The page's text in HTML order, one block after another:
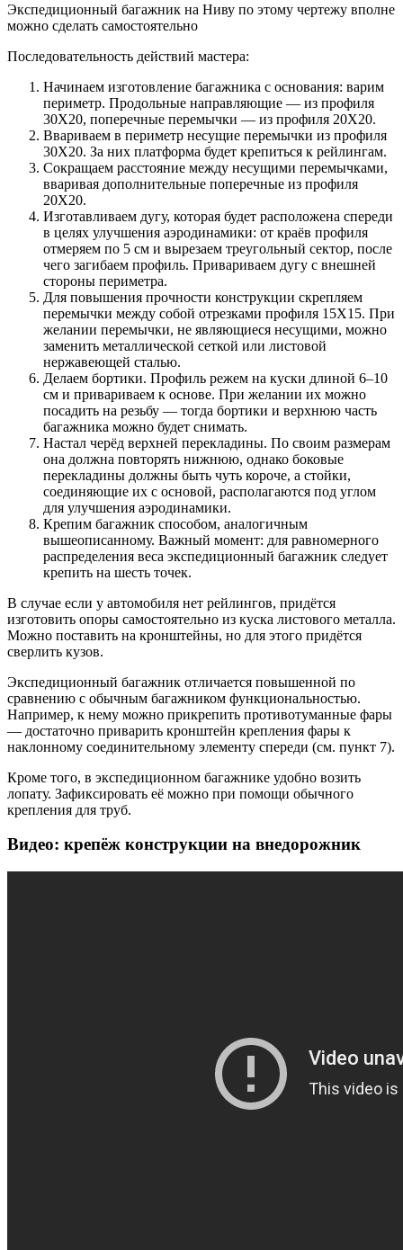
Экспедиционный багажник на Ниву по этому чертежу вполне
можно сделать самостоятельно
Последовательность действий мастера:
Начинаем изготовление багажника с основания: варим
периметр. Продольные направляющие — из профиля
30Х20, поперечные перемычки — из профиля 20Х20.
Ввариваем в периметр несущие перемычки из профиля
30Х20. За них платформа будет крепиться к рейлингам.
Сокращаем расстояние между несущими перемычками,
вваривая дополнительные поперечные из профиля
20Х20.
Изготавливаем дугу, которая будет расположена спереди
в целях улучшения аэродинамики: от краёв профиля
отмеряем по 5 см и вырезаем треугольный сектор, после
чего загибаем профиль. Привариваем дугу с внешней
стороны периметра.
Для повышения прочности конструкции скрепляем
перемычки между собой отрезками профиля 15Х15. При
желании перемычки, не являющиеся несущими, можно
заменить металлической сеткой или листовой
нержавеющей сталью.
Делаем бортики. Профиль режем на куски длиной 6–10
см и привариваем к основе. При желании их можно
посадить на резьбу — тогда бортики и верхнюю часть
багажника можно будет снимать.
Настал черёд верхней перекладины. По своим размерам
она должна повторять нижнюю, однако боковые
перекладины должны быть чуть короче, а стойки,
соединяющие их с основой, располагаются под углом
для улучшения аэродинамики.
Крепим багажник способом, аналогичным
вышеописанному. Важный момент: для равномерного
распределения веса экспедиционный багажник следует
крепить на шесть точек.
В случае если у автомобиля нет рейлингов, придётся
изготовить опоры самостоятельно из куска листового металла.
Можно поставить на кронштейны, но для этого придётся
сверлить кузов.
Экспедиционный багажник отличается повышенной по
сравнению с обычным багажником функциональностью.
Например, к нему можно прикрепить противотуманные фары
— достаточно приварить кронштейн крепления фары к
наклонному соединительному элементу спереди (см. пункт 7).
Кроме того, в экспедиционном багажнике удобно возить
лопату. Зафиксировать её можно при помощи обычного
крепления для труб.
Видео: крепёж конструкции на внедорожник